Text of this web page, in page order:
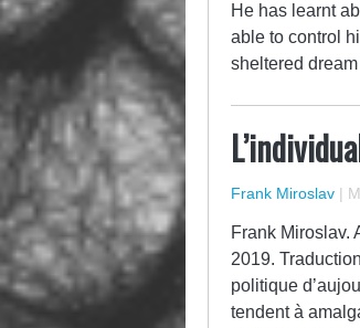
He has learnt
able to control
sheltered
Frank Miroslav |
Frank Miroslav.
2019.
politique
tendent à